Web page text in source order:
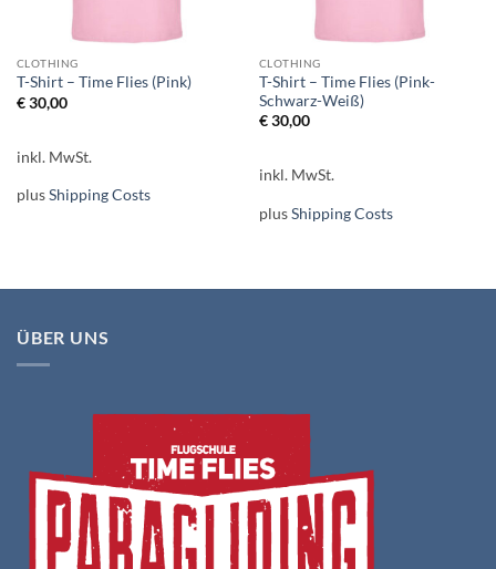
CLOTHING
T-Shirt – Time Flies (Pink)
€30,00
inkl. MwSt.
plusShipping Costs
CLOTHING
T-Shirt – Time Flies (Pink-
Schwarz-Weiß)
€30,00
inkl. MwSt.
plusShipping Costs
ÜBER UNS